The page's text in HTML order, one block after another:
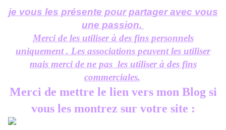
je vous les présente pour partager avec vous
une passion.
Merci de les utiliser à des fins personnels
uniquement . Les associations peuvent les utiliser
mais merci de ne pas les utiliser à des fins
commerciales.
Merci de mettre le lien vers mon Blog si
vous les montrez sur votre site :